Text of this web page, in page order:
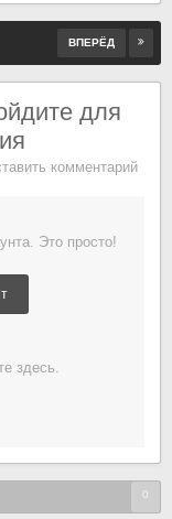
ВПЕРЁД
для
комментарий
Это просто!
здесь.
0